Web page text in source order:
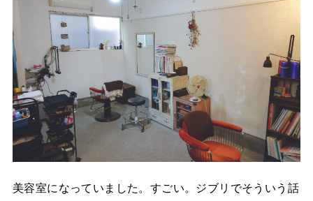
美容室になっていました。すごい。ジブリでそういう話